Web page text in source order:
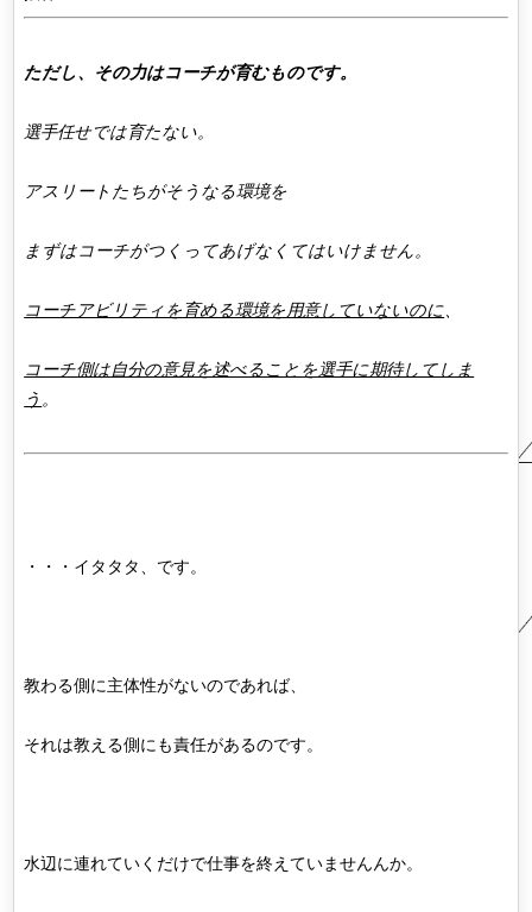
ただし、その力はコーチが育むものです。
選手任せでは育たない。
アスリートたちがそうなる環境を
まずはコーチがつくってあげなくてはいけません。
コーチアビリティを育める環境を用意していないのに
コーチ側は自分の意見を述べることを選手に期待してしま
う 。
・・・イタタタ、です。
教わる側に主体性がないのであれば、
それは教える側にも責任があるのです。
水辺に連れていくだけで仕事を終えていませんんか。